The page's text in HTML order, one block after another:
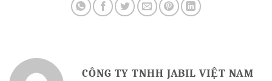
CÔNG TY TNHH JABIL VIỆT NAM